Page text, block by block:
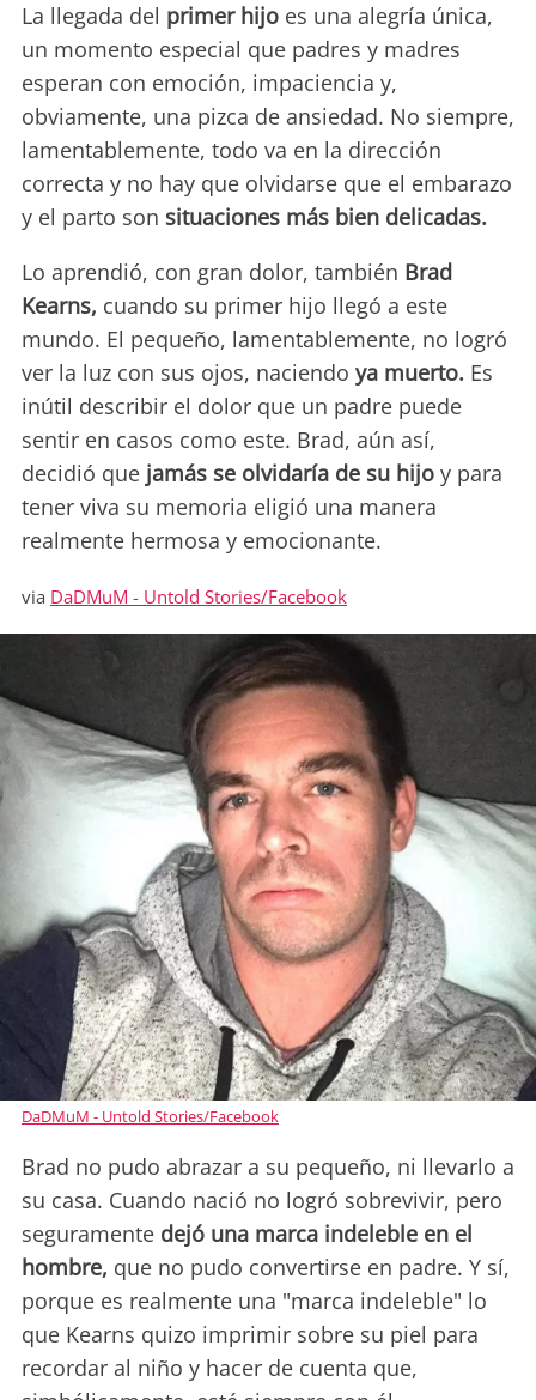
La llegada del primer hijo es una alegría única,
un momento especial que padres y madres
esperan con emoción, impaciencia y,
obviamente, una pizca de ansiedad. No siempre,
lamentablemente, todo va en la dirección
correcta y no hay que olvidarse que el embarazo
y el parto son situaciones más bien delicadas.
Lo aprendió, con gran dolor, también Brad
Kearns, cuando su primer hijo llegó a este
mundo. El pequeño, lamentablemente, no logró
ver la luz con sus ojos, naciendo ya muerto. Es
inútil describir el dolor que un padre puede
sentir en casos como este. Brad, aún así,
decidió que jamás se olvidaría de su hijo y para
tener viva su memoria eligió una manera
realmente hermosa y emocionante.
via DaDMuM - Untold Stories/Facebook
DaDMuM - Untold Stories/Facebook
Brad no pudo abrazar a su pequeño, ni llevarlo a
su casa. Cuando nació no logró sobrevivir, pero
seguramente dejó una marca indeleble en el
hombre, que no pudo convertirse en padre. Y sí,
porque es realmente una "marca indeleble" lo
que Kearns quizo imprimir sobre su piel para
recordar al niño y hacer de cuenta que,